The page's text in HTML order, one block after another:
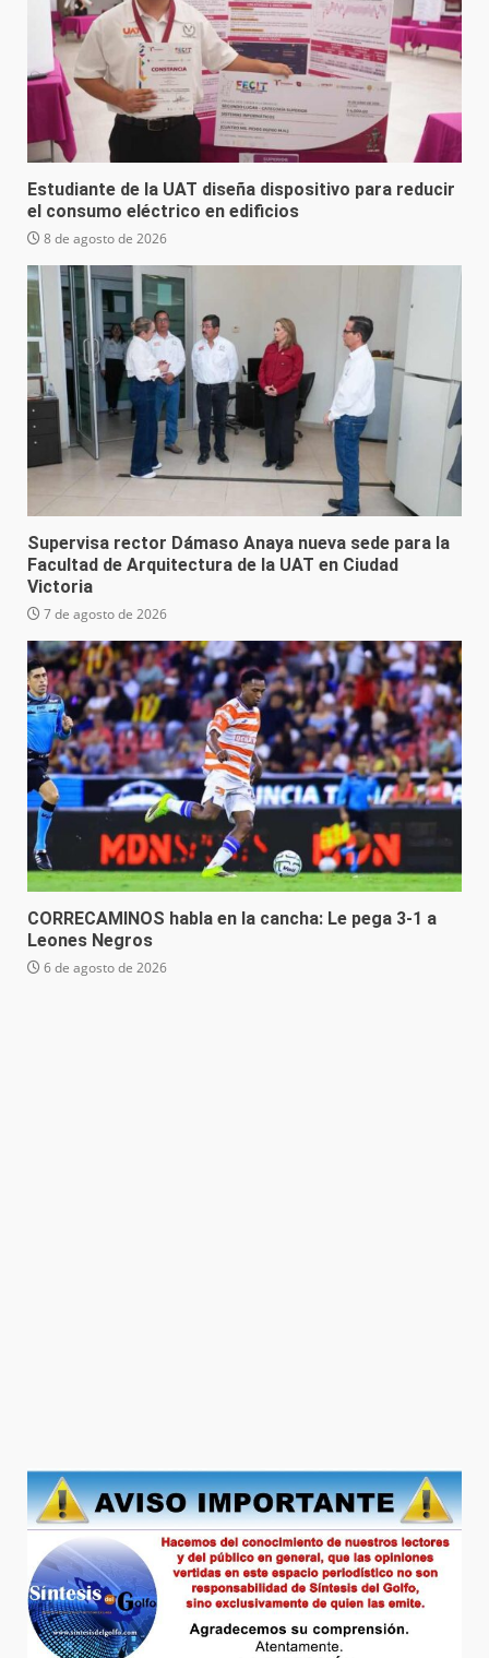
Estudiante de la UAT diseña dispositivo para reducir
el consumo eléctrico en edificios
8 de agosto de 2026
Supervisa rector Dámaso Anaya nueva sede para la
Facultad de Arquitectura de la UAT en Ciudad
Victoria
7 de agosto de 2026
CORRECAMINOS habla en la cancha: Le pega 3-1 a
Leones Negros
6 de agosto de 2026